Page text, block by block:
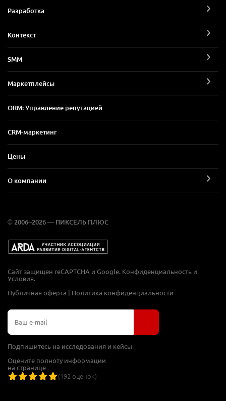
Разработка
Контекст
SMM
Маркетплейсы
ORM: Управление репутацией
CRM-маркетинг
Цены
О компании
© 2006–2026 — ПИКСЕЛЬ ПЛЮС
Сайт защищен reCAPTCHA и Google. Конфиденциальность и
Условия.
Публичная оферта | Политика конфиденциальности
Подпишитесь на исследования и кейсы
Оцените полноту информации
на странице
(192 оценок)